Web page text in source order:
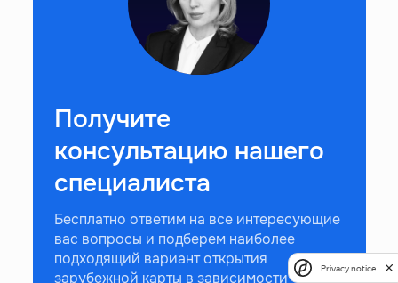
Получите
консультацию нашего
специалиста
Бесплатно ответим на все интересующие
вас вопросы и подберем наиболее
подходящий вариант открытия
зарубежной карты в зависимости
Privacy notice